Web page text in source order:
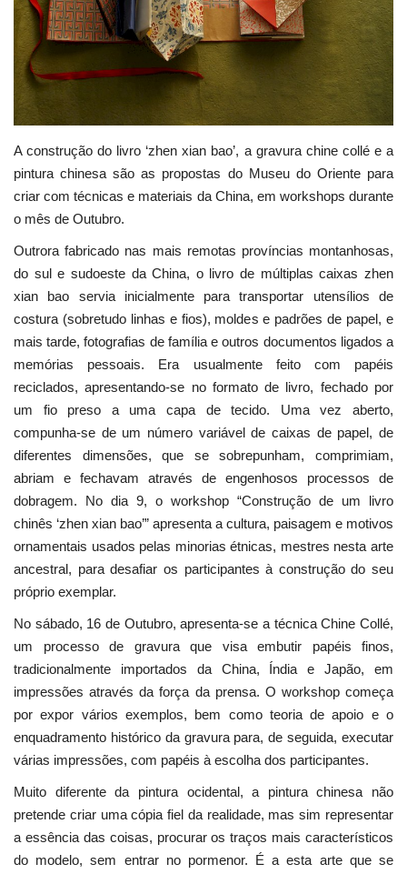
Estatuto Editorial
Saúde
Ficha técnica
Cultura
Lazer
Ambiente
A construção do livro ‘zhen xian bao’, a gravura chine collé e a
pintura chinesa são as propostas do Museu do Oriente para
criar com técnicas e materiais da China, em workshops durante
o mês de Outubro.
Outrora fabricado nas mais remotas províncias montanhosas,
do sul e sudoeste da China, o livro de múltiplas caixas zhen
xian bao servia inicialmente para transportar utensílios de
costura (sobretudo linhas e fios), moldes e padrões de papel, e
mais tarde, fotografias de família e outros documentos ligados a
memórias pessoais. Era usualmente feito com papéis
reciclados, apresentando-se no formato de livro, fechado por
um fio preso a uma capa de tecido. Uma vez aberto,
compunha-se de um número variável de caixas de papel, de
diferentes dimensões, que se sobrepunham, comprimiam,
abriam e fechavam através de engenhosos processos de
dobragem. No dia 9, o workshop “Construção de um livro
chinês ‘zhen xian bao’” apresenta a cultura, paisagem e motivos
ornamentais usados pelas minorias étnicas, mestres nesta arte
ancestral, para desafiar os participantes à construção do seu
próprio exemplar.
No sábado, 16 de Outubro, apresenta-se a técnica Chine Collé,
um processo de gravura que visa embutir papéis finos,
tradicionalmente importados da China, Índia e Japão, em
impressões através da força da prensa. O workshop começa
por expor vários exemplos, bem como teoria de apoio e o
enquadramento histórico da gravura para, de seguida, executar
várias impressões, com papéis à escolha dos participantes.
Muito diferente da pintura ocidental, a pintura chinesa não
pretende criar uma cópia fiel da realidade, mas sim representar
a essência das coisas, procurar os traços mais característicos
do modelo, sem entrar no pormenor. É a esta arte que se